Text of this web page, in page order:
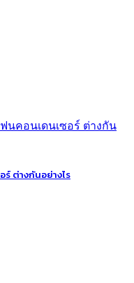
ร์ ต่างกันอย่างไร